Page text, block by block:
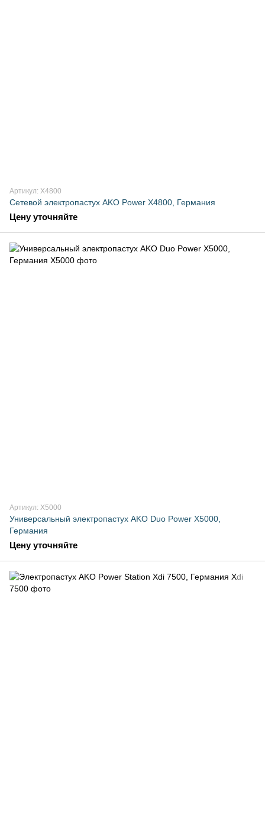
Артикул: X4800
Сетевой электропастух AKO Power X4800, Германия
Цену уточняйте
Артикул: X5000
Универсальный электропастух AKO Duo Power X5000,
Германия
Цену уточняйте